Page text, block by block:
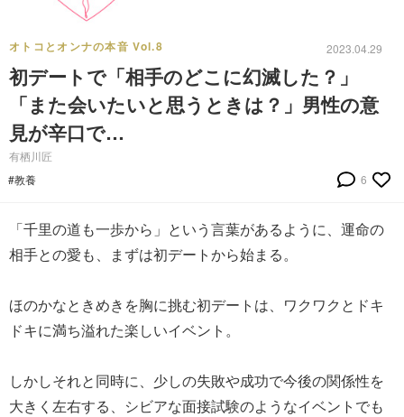
オトコとオンナの本音 Vol.8 2023.04.29
初デートで「相手のどこに幻滅した？」
「また会いたいと思うときは？」男性の意
見が辛口で…
有栖川匠
#教養
6
「千里の道も一歩から」という言葉があるように、運命の
相手との愛も、まずは初デートから始まる。
ほのかなときめきを胸に挑む初デートは、ワクワクとドキ
ドキに満ち溢れた楽しいイベント。
しかしそれと同時に、少しの失敗や成功で今後の関係性を
大きく左右する、シビアな面接試験のようなイベントでも